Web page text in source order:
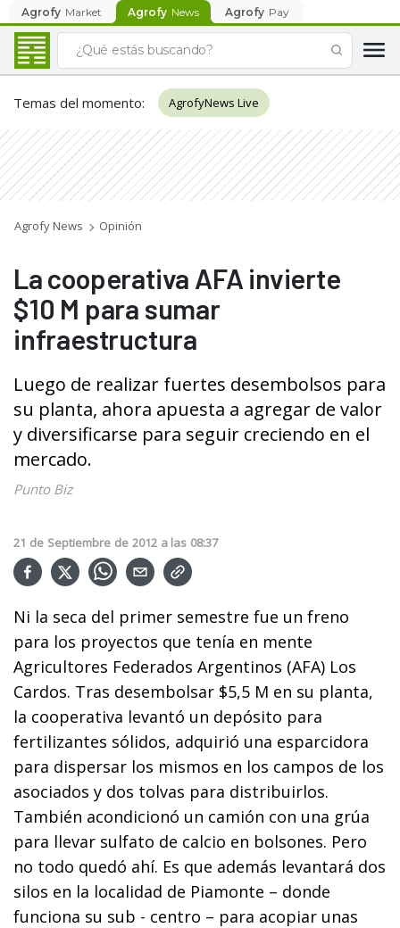
Agrofy Market Agrofy News Agrofy Pay
Temas del momento: AgrofyNews Live
Agrofy News Opinión
La cooperativa AFA invierte
$10 M para sumar
infraestructura
Luego de realizar fuertes desembolsos para
su planta, ahora apuesta a agregar de valor
y diversificarse para seguir creciendo en el
mercado.
Punto Biz
21 de Septiembre de 2012 a las 08:37
Ni la seca del primer semestre fue un freno
para los proyectos que tenía en mente
Agricultores Federados Argentinos (AFA) Los
Cardos. Tras desembolsar $5,5 M en su planta,
la cooperativa levantó un depósito para
fertilizantes sólidos, adquirió una esparcidora
para dispersar los mismos en los campos de los
asociados y dos tolvas para distribuirlos.
También acondicionó un camión con una grúa
para llevar sulfato de calcio en bolsones. Pero
no todo quedó ahí. Es que además levantará dos
silos en la localidad de Piamonte – donde
funciona su sub - centro – para acopiar unas